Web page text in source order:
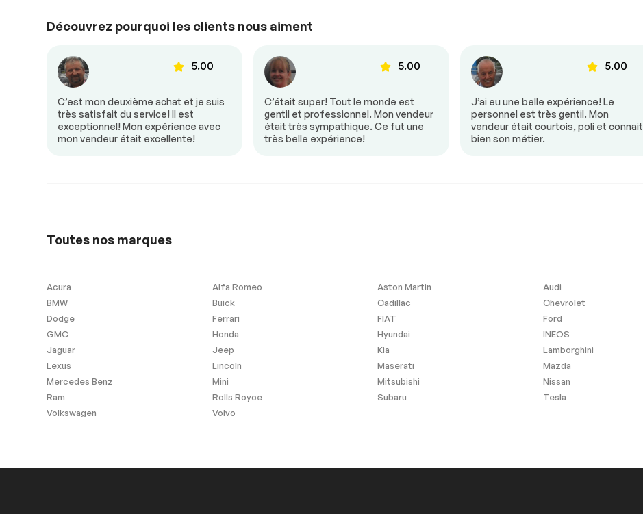
Aileron arrière
Confort
Air climatisé Climatisation bizone
Contrôle audio au volant
Mirroirs chauffants
Mirroirs à commande
électrique
Portes à commande
Extra
Intérieur autre
Finition intérieure en bois
Découvrez pourquoi les clients nous aiment
5.00
C’est mon deuxième achat et je suis
très satisfait du service! Il est
exceptionnel! Mon expérience avec
mon vendeur était excellente!
5.00
C’était super! Tout le monde est
gentil et professionnel. Mon vendeur
était très sympathique. Ce fut une
très belle expérience!
5.00
J’ai eu une belle expérience! Le
personnel est très gentil. Mon
vendeur était courtois, poli et connait
bien son métier.
Toutes nos marques
Acura Alfa Romeo Aston Martin Audi
BMW
Buick Cadillac Chevrolet
Dodge
Ferrari FIAT Ford
GMC
Honda Hyundai INEOS
Jaguar
Jeep Kia Lamborghini
Lexus
Lincoln Maserati Mazda
Mercedes Benz
Mini Mitsubishi Nissan
Ram
Rolls Royce Subaru Tesla
Volkswagen
Volvo